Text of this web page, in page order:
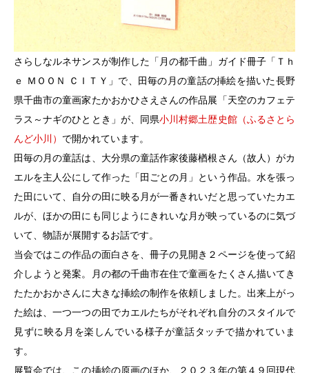
さらしなルネサンスが制作した「月の都千曲」ガイド冊子「Ｔｈ
ｅ ＭＯＯＮ ＣＩＴＹ」で、田毎の月の童話の挿絵を描いた長野
県千曲市の童画家たかおかひさえさんの作品展「天空のカフェテ
ラス～ナギのひととき」が、同県小川村郷土歴史館（ふるさとら
んど小川） で開かれています。
田毎の月の童話は、大分県の童話作家後藤楢根さん（故人）がカ
エルを主人公にして作った「田ごとの月」という作品。水を張っ
た田にいて、自分の田に映る月が一番きれいだと思っていたカエ
ルが、ほかの田にも同じようにきれいな月が映っているのに気づ
いて、物語が展開するお話です。
当会ではこの作品の面白さを、冊子の見開き２ページを使って紹
介しようと発案。月の都の千曲市在住で童画をたくさん描いてき
たたかおかさんに大きな挿絵の制作を依頼しました。出来上がっ
た絵は、一つ一つの田でカエルたちがそれぞれ自分のスタイルで
見ずに映る月を楽しんでいる様子が童話タッチで描かれていま
す。
展覧会では、この挿絵の原画のほか、２０２３年の第４９回現代